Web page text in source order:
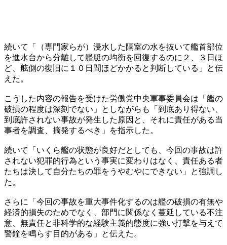
続いて「（専門家らが）浸水した隔室の水を抜いて艦首部位
を進水台から分離して艦艇の均衡を回復するのに２、３日ほ
ど、舷側の復旧に１０日間ほどかかると判断している」と伝
えた。
こうした内容の報告を受けた労働党中央軍事委員会は「艦の
破損の程度は深刻でない」としながらも「到底あり得ない、
到底許されない事故が発生した原因と、それに責任がある当
事者を調査、摘発するべき」を指示した。
続いて「いくら艦の状態が良好だとしても、今回の事故は許
されない犯罪的行為という事実に変わりはなく、責任ある者
たちは決して自分たちの罪をうやむやにできない」と強調し
た。
さらに「今回の事故を重大事件化するのは艦の破損の有無や
経済的損失のためでなく、部門に関係なく蔓延している不注
意、無責任と非科学的な経験主義的態度に強い打撃を与えて
警鐘を鳴らす目的がある」と伝えた。